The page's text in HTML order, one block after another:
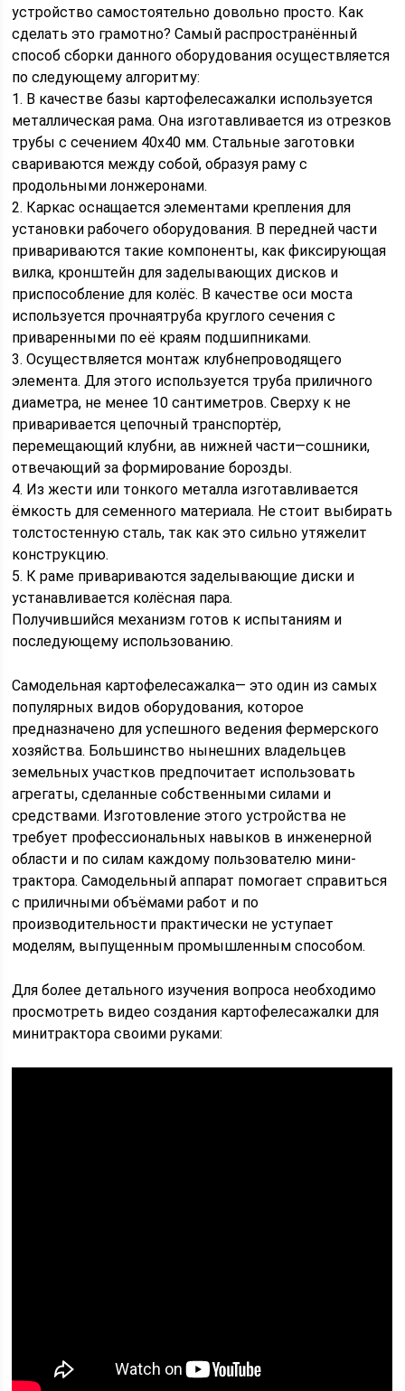
устройство самостоятельно довольно просто. Как
сделать это грамотно? Самый распространённый
способ сборки данного оборудования осуществляется
по следующему алгоритму:
1. В качестве базы картофелесажалки используется
металлическая рама. Она изготавливается из отрезков
трубы с сечением 40х40 мм. Стальные заготовки
свариваются между собой, образуя раму с
продольными лонжеронами.
2. Каркас оснащается элементами крепления для
установки рабочего оборудования. В передней части
привариваются такие компоненты, как фиксирующая
вилка, кронштейн для заделывающих дисков и
приспособление для колёс. В качестве оси моста
используется прочнаятруба круглого сечения с
приваренными по её краям подшипниками.
3. Осуществляется монтаж клубнепроводящего
элемента. Для этого используется труба приличного
диаметра, не менее 10 сантиметров. Сверху к не
приваривается цепочный транспортёр,
перемещающий клубни, ав нижней части—сошники,
отвечающий за формирование борозды.
4. Из жести или тонкого металла изготавливается
ёмкость для семенного материала. Не стоит выбирать
толстостенную сталь, так как это сильно утяжелит
конструкцию.
5. К раме привариваются заделывающие диски и
устанавливается колёсная пара.
Получившийся механизм готов к испытаниям и
последующему использованию.
Самодельная картофелесажалка— это один из самых
популярных видов оборудования, которое
предназначено для успешного ведения фермерского
хозяйства. Большинство нынешних владельцев
земельных участков предпочитает использовать
агрегаты, сделанные собственными силами и
средствами. Изготовление этого устройства не
требует профессиональных навыков в инженерной
области и по силам каждому пользователю мини-
трактора. Самодельный аппарат помогает справиться
с приличными объёмами работ и по
производительности практически не уступает
моделям, выпущенным промышленным способом.
Для более детального изучения вопроса необходимо
просмотреть видео создания картофелесажалки для
минитрактора своими руками: